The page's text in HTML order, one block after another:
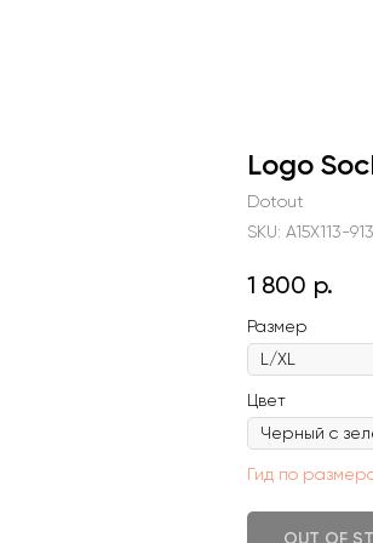
Logo
Dotout
SKU: A15X113-913
1 800 р.
Размер
Цвет
Гид по
OUT OF